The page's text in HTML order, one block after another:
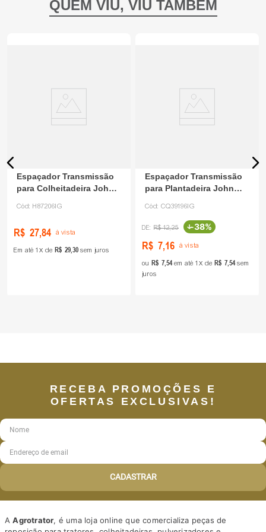
Espaçador Transmissão
para Colheitadeira John
Cód: H87206IG
R$ 27,84 à vista
Em até 1 de R$ 2930 sem juros
Espaçador Transmissão
para Plantadeira John
Cód: CQ39196IG
R$ 12,25 -38%
R$ 7,16 à vista
ou R$ 754em até 1 de R$ 754sem
juros
RECEBA PROMOÇÕES E
OFERTAS EXCLUSIVAS!
CADASTRAR
AAgrotrator, é uma loja online que comercializa peças de